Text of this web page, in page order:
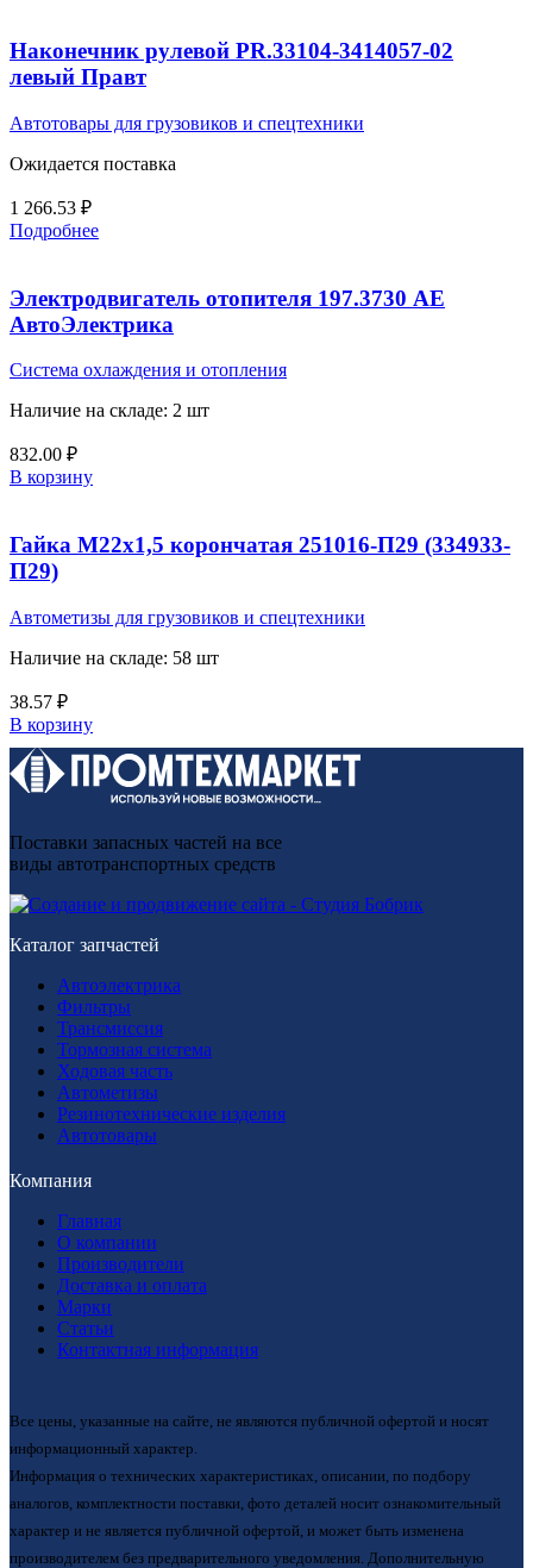
Наконечник рулевой PR.33104-3414057-02
левый Правт
Автотовары для грузовиков и спецтехники
Ожидается поставка
1 266.53 ₽
Подробнее
Электродвигатель отопителя 197.3730 АЕ
АвтоЭлектрика
Система охлаждения и отопления
Наличие на складе: 2 шт
832.00 ₽
В корзину
Гайка М22х1,5 корончатая 251016-П29 (334933-
П29)
Автометизы для грузовиков и спецтехники
Наличие на складе: 58 шт
38.57 ₽
В корзину
Поставки запасных частей на все
виды автотранспортных средств
Каталог запчастей
Автоэлектрика
Фильтры
Трансмиссия
Тормозная система
Ходовая часть
Автометизы
Резинотехнические изделия
Автотовары
Компания
Главная
О компании
Производители
Доставка и оплата
Марки
Статьи
Контактная информация
Все цены, указанные на сайте, не являются публичной офертой и носят
информационный характер.
Информация о технических характеристиках, описании, по подбору
аналогов, комплектности поставки, фото деталей носит ознакомительный
характер и не является публичной офертой, и может быть изменена
производителем без предварительного уведомления. Дополнительную